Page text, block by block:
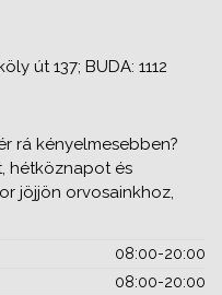
út 137; BUDA: 1112
rá kényelmesebben?
hétköznapot és
jöjjön orvosainkhoz,
08:00-20:00
08:00-20:00